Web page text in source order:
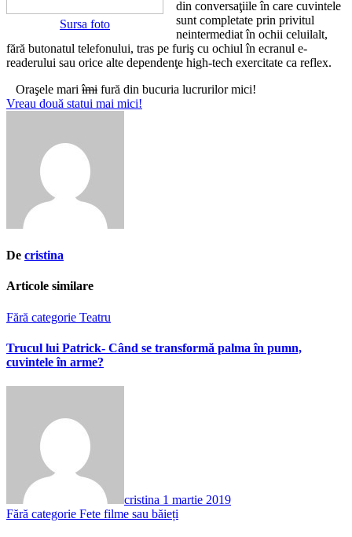
Sursa foto
din conversaţiile în care cuvintele
sunt completate prin privitul
neintermediat în ochii celuilalt,
fără butonatul telefonului, tras pe furiş cu ochiul în ecranul e-
readerului sau orice alte dependenţe high-tech exercitate ca reflex.
Oraşele mariîmi fură din bucuria lucrurilor mici!
Navigare
articole
Vreau două statui mai mici!
De cristina
Articole similare
Fără categorie Teatru
Trucul lui Patrick- Când se transformă palma în pumn,
cuvintele în arme?
cristina 1 martie 2019
Fără categorie Fete filme sau băieți